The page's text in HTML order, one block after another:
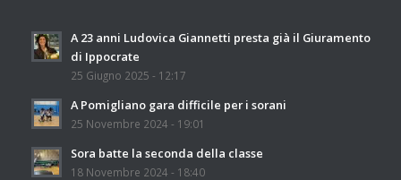
A 23 anni Ludovica Giannetti presta già il Giuramento
di Ippocrate
25 Giugno 2025 - 12:17
A Pomigliano gara difficile per i sorani
25 Novembre 2024 - 19:01
Sora batte la seconda della classe
18 Novembre 2024 - 18:40